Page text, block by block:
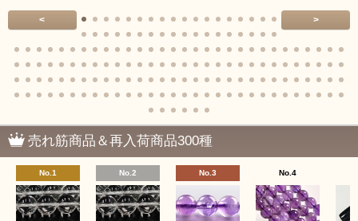
アゲート（瑪瑙/Agate）各種
アズロマラカイト（Azuromalachite）
アパタイト
< >
売れ筋商品＆再入荷商品300種
No.1 No.2 No.3 No.4